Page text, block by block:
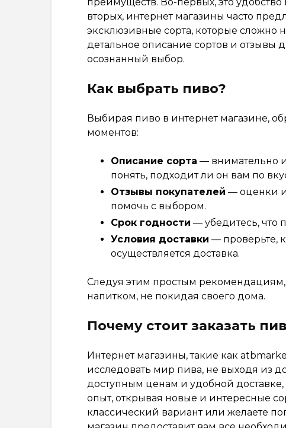
вторых, интернет магазины часто
эксклюзивные сорта, которые сложно
детальное описание сортов и отзывы
осознанный выбор.
Как выбрать пиво?
Выбирая пиво в интернет магазине,
моментов:
Описание сорта — внимательно
понять, подходит ли он вам по
Отзывы покупателей — оценки и
помочь с выбором.
Срок годности — убедитесь, что
Условия доставки — проверьте,
осуществляется доставка.
Следуя этим простым
напитком, не покидая своего дома.
Почему стоит заказать
Интернет магазины, такие как
исследовать мир пива, не выходя из
доступным ценам и удобной
опыт, открывая новые и интересные
классический вариант или желаете